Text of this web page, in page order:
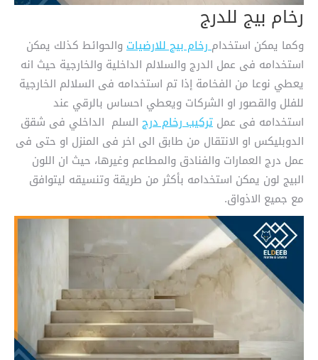
رخام بيج للدرج
وكما يمكن استخدامرخام بيج للارضيات والحوائط كذلك يمكن
استخدامه فى عمل الدرج والسلالم الداخلية والخارجية حيث انه
يعطي نوعا من الفخامة إذا تم استخدامه فى السلالم الخارجية
للفلل والقصور او الشركات ويعطي احساس بالرقي عند
استخدامه فى عمل تركيب رخام درج السلم الداخلي فى شقق
الدوبليكس او الانتقال من طابق الى اخر فى المنزل او حتى فى
عمل درج العمارات والفنادق والمطاعم وغيرها، حيث ان اللون
البيج لون يمكن استخدامه بأكثر من طريقة وتنسيقه ليتوافق
مع جميع الاذواق.